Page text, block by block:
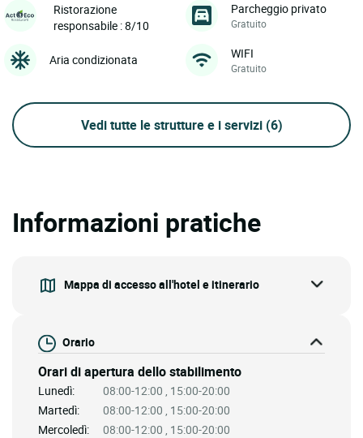
Ristorazione
responsabile : 8/10
Parcheggio privato
Gratuito
Aria condizionata WIFI
Gratuito
Vedi tutte le strutture e i servizi (6)
Informazioni pratiche
Mappa di accesso all'hotel e itinerario
Orario
Orari di apertura dello stabilimento
Lunedì:
08:00-12:00 , 15:00-20:00
Martedì:
08:00-12:00 , 15:00-20:00
Mercoledì:
08:00-12:00 , 15:00-20:00